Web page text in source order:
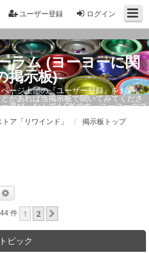
ログイン
ユーザー登録
ラム (ヨーヨーに関
掲示板)
ージ上部の『ユーザー登録』をお願い
があれば当掲示板で聞いてみてくださ
選び、なんでもOKです。ヨーヨーのプ
ア「リワインド」 掲示板トップ
索
件 1 2
トピック